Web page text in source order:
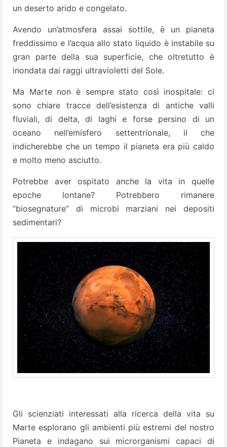
un deserto arido e congelato.
Avendo un’atmosfera assai sottile, è un pianeta
freddissimo e l’acqua allo stato liquido è instabile su
gran parte della sua superficie, che oltretutto è
inondata dai raggi ultravioletti del Sole.
Ma Marte non è sempre stato così inospitale: ci
sono chiare tracce dell’esistenza di antiche valli
fluviali, di delta, di laghi e forse persino di un
oceano nell’emisfero settentrionale, il che
indicherebbe che un tempo il pianeta era più caldo
e molto meno asciutto.
Potrebbe aver ospitato anche la vita in quelle
epoche lontane? Potrebbero rimanere
“biosegnature” di microbi marziani nei depositi
sedimentari?
Gli scienziati interessati alla ricerca della vita su
Marte esplorano gli ambienti più estremi del nostro
Pianeta e indagano sui microrganismi capaci di